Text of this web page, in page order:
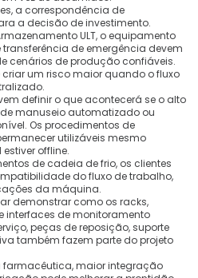
a correspondência de
a decisão de investimento.
ULT, o equipamento
de emergência devem
cenários de produção confiáveis.
um risco maior quando o fluxo
definir o que acontecerá se o alto
manuseio automatizado ou
Os procedimentos de
utilizáveis ​​mesmo
offline.
de cadeia de frio, os clientes
do fluxo de trabalho,
da máquina.
demonstrar como os racks,
interfaces de monitoramento
peças de reposição, suporte
também fazem parte do projeto
farmacêutica, maior integração